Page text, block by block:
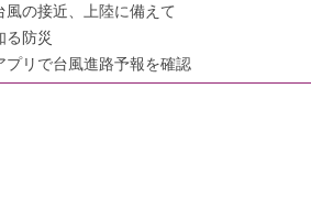
風の接近、上陸に備えて
る防災
プリで台風進路予報を確認